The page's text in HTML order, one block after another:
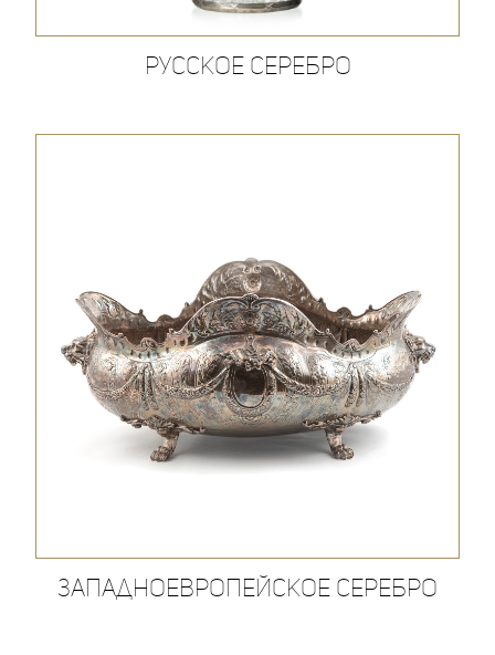
Русское серебро
Западноевропейское серебро